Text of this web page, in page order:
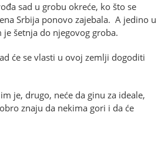
sad u grobu okreće, ko što se
Srbija ponovo zajebala. A jedino u
šetnja do njegovog groba.
će se vlasti u ovoj zemlji dogoditi
je, drugo, neće da ginu za ideale,
znaju da nekima gori i da će